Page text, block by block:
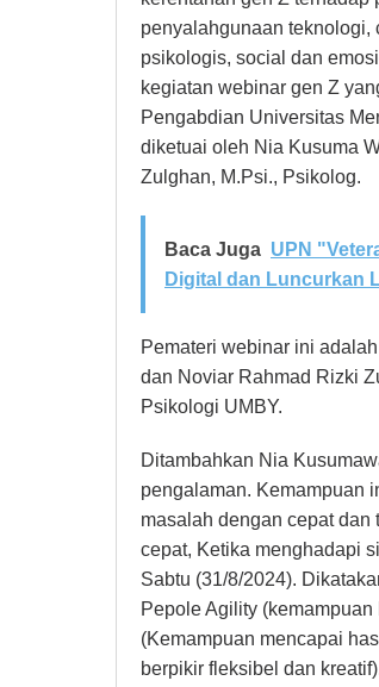
penyalahgunaan teknologi,
psikologis, social dan
kegiatan webinar gen Z
Pengabdian Universitas
diketuai oleh Nia Kusuma
Zulghan, M.Psi., Psikolog.
Baca Juga UPN
Digital dan Luncurkan
Pemateri webinar ini
dan Noviar Rahmad Rizki
Psikologi UMBY.
Ditambahkan Nia
pengalaman. Kemampuan
masalah dengan cepat dan
cepat, Ketika menghadapi
Sabtu (31/8/2024).
Pepole Agility
(Kemampuan mencapai
berpikir fleksibel dan